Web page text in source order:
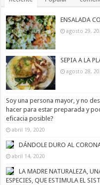
ENSALADA
agosto 29,
SEPIA A LA
agosto 28,
Soy una persona mayor, y no
hacer para estar preparada y
eficacia posible?
abril 19, 2020
DÁNDOLE DURO AL
abril 14, 2020
LA MADRE NATURALEZA,
ESPECIES, QUE ESTIMULA EL